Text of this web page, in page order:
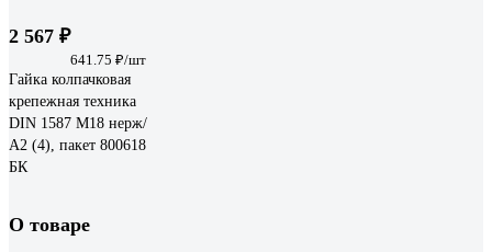
2 567 ₽
641.75 ₽/шт
Гайка колпачковая
крепежная техника
DIN 1587 М18 нерж/
А2 (4), пакет 800618
БК
О товаре